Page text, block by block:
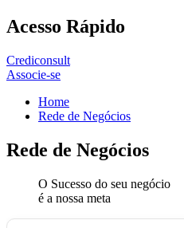
Acesso Rápido
Crediconsult
Associe-se
Home
Rede de Negócios
Rede de Negócios
O Sucesso do seu negócio
é a nossa meta